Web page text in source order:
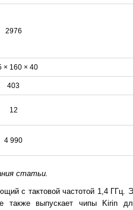
2976
× 160 × 40
403
12
4 990
статьи.
с тактовой частотой 1,4 ГГц.
также выпускает чипы Kirin